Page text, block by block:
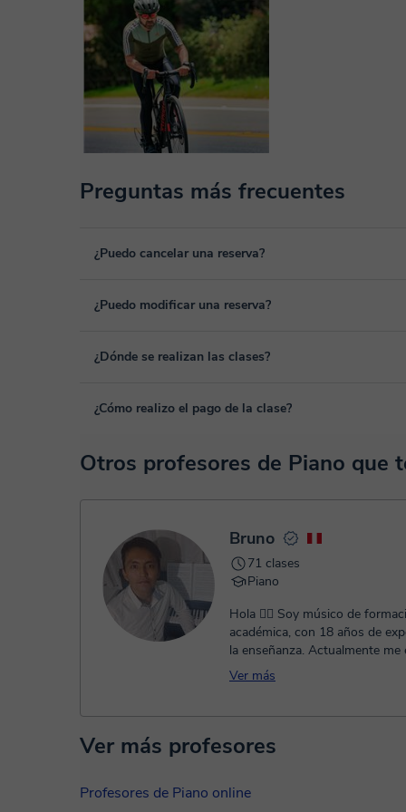
Preguntas más frecuentes
¿Puedo cancelar una reserva?
Sí, puedes cancelar una reserva hasta un máximo de 8
¿Puedo modificar una reserva?
Sí, siempre puede surgir algún imprevisto, por lo que
¿Dónde se realizan las clases?
Las clases se realizan en el aula virtual de Classgap,
¿Cómo realizo el pago de la clase?
En el momento en que selecciones una clase o un pack
TPV virtual. Tienes dos opciones para efectuar el pago:
Una vez realices el pago de la clase, recibirás un e-mail
Otros profesores de Piano que
Bruno
71 clases
Piano
Hola 🖐🏽 Soy músico de formación
académica, con 18 años de
la enseñanza. Actualmente me
cursando la especialidad de
Ver más
Ver más profesores
Profesores de Piano online